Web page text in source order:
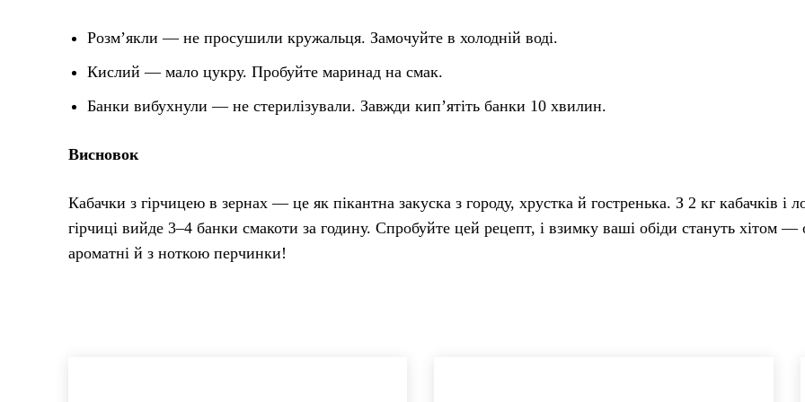
Розм’якли — не просушили кружальця. Замочуйте в холодній воді.
Кислий — мало цукру. Пробуйте маринад на смак.
Банки вибухнули — не стерилізували. Завжди кип’ятіть банки 10 хвилин.
Висновок
Кабачки з гірчицею в зернах — це як пікантна закуска з городу, хрустка й гостренька. З 2 кг кабачків і
гірчиці вийде 3–4 банки смакоти за годину. Спробуйте цей рецепт, і взимку ваші обіди стануть хітом —
ароматні й з ноткою перчинки!